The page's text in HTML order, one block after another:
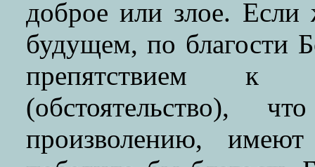
доброе или злое.
будущем, по благости
препятствием
(обстоятельство),
произволению,